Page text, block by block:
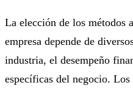
La elección de los métodos
empresa depende de
industria, el desempeño
específicas del negocio.